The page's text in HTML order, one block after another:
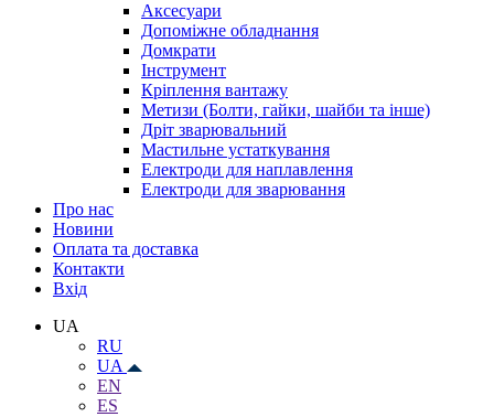
Аксесуари
Допоміжне обладнання
Домкрати
Інструмент
Кріплення вантажу
Метизи (Болти, гайки, шайби та інше)
Дріт зварювальний
Мастильне устаткування
Електроди для наплавлення
Електроди для зварювання
Про нас
Новини
Оплата та доставка
Контакти
Вхiд
UA
RU
UA
EN
ES